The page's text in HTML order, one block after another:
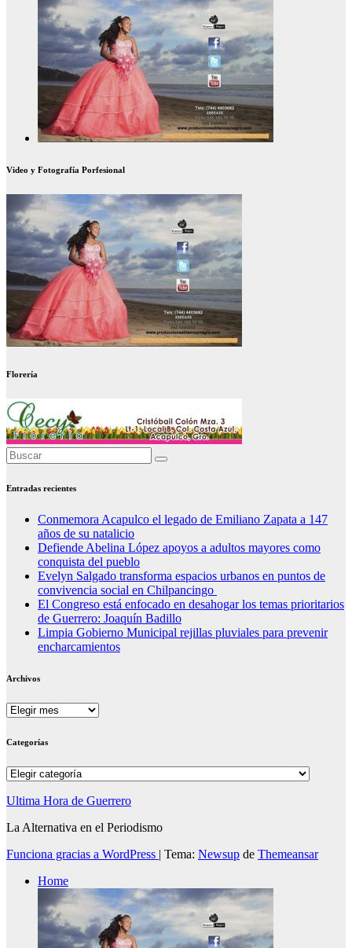
Video y Fotografía Porfesional
Florería
Entradas recientes
Conmemora Acapulco el legado de Emiliano Zapata a 147
años de su natalicio
Defiende Abelina López apoyos a adultos mayores como
conquista del pueblo
Evelyn Salgado transforma espacios urbanos en puntos de
convivencia social en Chilpancingo
El Congreso está enfocado en desahogar los temas prioritarios
de Guerrero: Joaquín Badillo
Limpia Gobierno Municipal rejillas pluviales para prevenir
encharcamientos
Archivos
Archivos
Categorías
Categorías
Ultima Hora de Guerrero
La Alternativa en el Periodismo
Funciona gracias a WordPress | Tema: Newsup de Themeansar
Home